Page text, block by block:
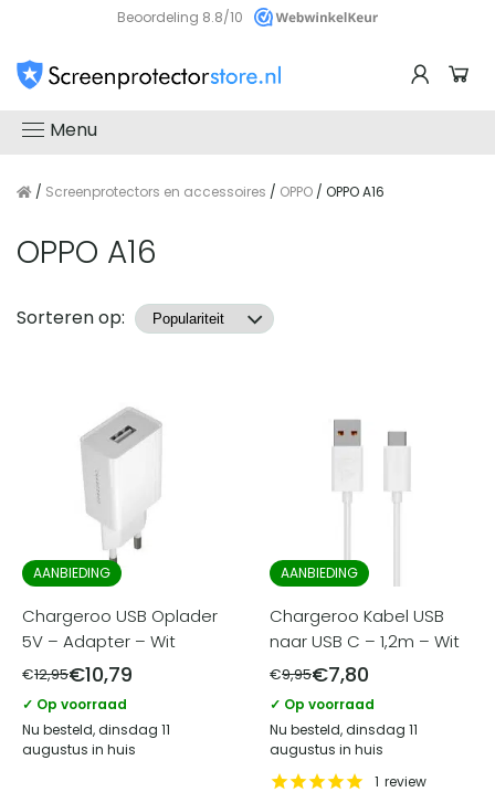
Beoordeling 8.8/10
Menu
/ Screenprotectors en accessoires / OPPO / OPPO A16
OPPO A16
Producten
Sorteren op:
AANBIEDING
Chargeroo USB Oplader
5V – Adapter – Wit
€12,95€10,79
✓ Op voorraad
Nu besteld, dinsdag 11
augustus in huis
AANBIEDING
Chargeroo Kabel USB
naar USB C – 1,2m – Wit
€9,95€7,80
✓ Op voorraad
Nu besteld, dinsdag 11
augustus in huis
1 review